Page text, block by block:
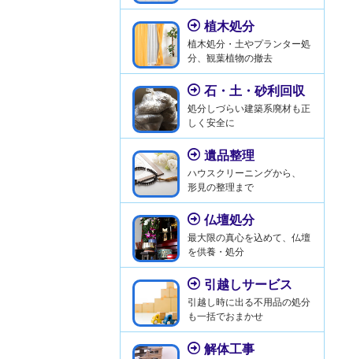
植木処分
植木処分・土やプランター処
分、観葉植物の撤去
石・土・砂利回収
処分しづらい建築系廃材も正
しく安全に
遺品整理
ハウスクリーニングから、
形見の整理まで
仏壇処分
最大限の真心を込めて、仏壇
を供養・処分
引越しサービス
引越し時に出る不用品の処分
も一括でおまかせ
解体工事